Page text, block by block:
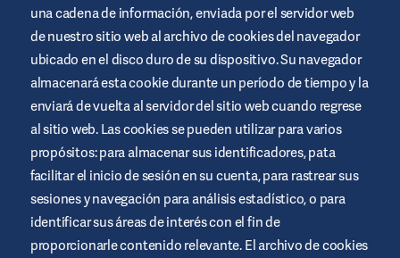
Este sitio web está promocionado por Air Liquide Healthcare
para educar y apoyar a las personas que viven con diabetes. Es
sólo un site informativo, no sustituye las recomendaciones
médicas. Busca siempre el consejo de un profesional de la salud.
Términos y condiciones del sitio web
Política de privacidad
una cadena de información, enviada por el servidor web
de nuestro sitio web al archivo de cookies del navegador
ubicado en el disco duro de su dispositivo. Su navegador
almacenará esta cookie durante un período de tiempo y la
enviará de vuelta al servidor del sitio web cuando regrese
al sitio web. Las cookies se pueden utilizar para varios
propósitos: para almacenar sus identificadores, pata
facilitar el inicio de sesión en su cuenta, para rastrear sus
sesiones y navegación para análisis estadístico, o para
identificar sus áreas de interés con el fin de
proporcionarle contenido relevante. El archivo de cookies